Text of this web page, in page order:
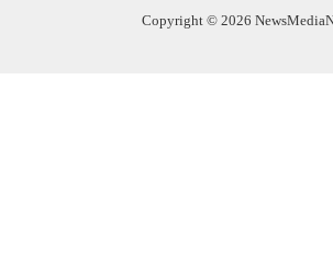
Copyright © 2026